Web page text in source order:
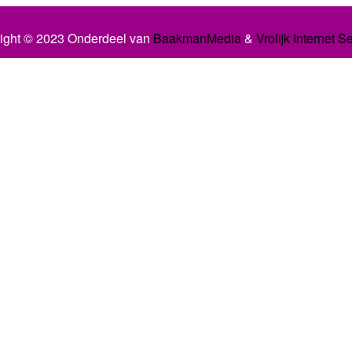
© 2023 Onderdeel van BaakmanMedia& Vrolijk Internet